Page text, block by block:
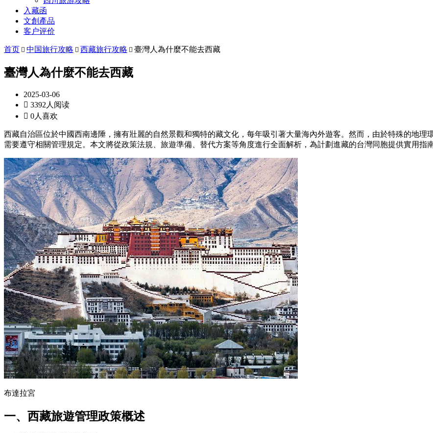
入藏函
文創產品
客户评价
首页  中国旅行攻略  西藏旅行攻略  臺灣人為什麼不能去西藏
臺灣人為什麼不能去西藏
2025-03-06
 3392人阅读
 0人喜欢
西藏自治區位於中國西南邊陲，擁有壯麗的自然景觀和獨特的藏文化，每年吸引著大量海內外遊客。然而，由於特殊的地
需要遵守相關管理規定。本文將從政策法規、旅遊準備、替代方案等角度進行全面解析，為計劃進藏的台灣同胞提供實用指南
布達拉宮
一、西藏旅遊管理政策概述